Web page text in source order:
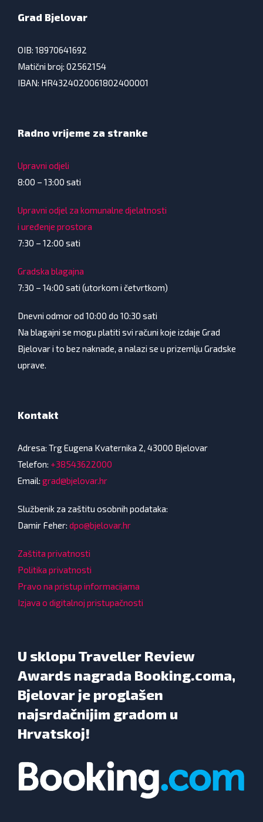
Grad Bjelovar
OIB: 18970641692
Matični broj: 02562154
IBAN: HR4324020061802400001
Radno vrijeme za stranke
Upravni odjeli
8:00 – 13:00 sati
Upravni odjel za komunalne djelatnosti
i uređenje prostora
7:30 – 12:00 sati
Gradska blagajna
7:30 – 14:00 sati (utorkom i četvrtkom)
Dnevni odmor od 10:00 do 10:30 sati
Na blagajni se mogu platiti svi računi koje izdaje Grad
Bjelovar i to bez naknade, a nalazi se u prizemlju Gradske
uprave.
Kontakt
Adresa: Trg Eugena Kvaternika 2, 43000 Bjelovar
Telefon: +38543622000
Email: grad@bjelovar.hr
Službenik za zaštitu osobnih podataka:
Damir Feher: dpo@bjelovar.hr
Zaštita privatnosti
Politika privatnosti
Pravo na pristup informacijama
Izjava o digitalnoj pristupačnosti
U sklopu Traveller Review
Awards nagrada Booking.coma,
Bjelovar je proglašen
najsrdačnijim gradom u
Hrvatskoj!